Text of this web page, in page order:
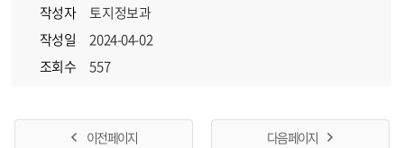
작성자
토지정보과
작성일
2024-04-02
조회수
557
이전 페이지 다음 페이지